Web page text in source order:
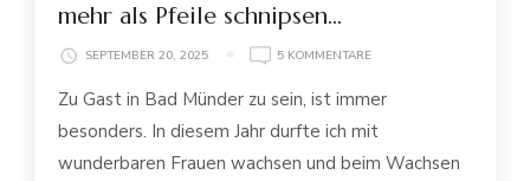
mehr als Pfeile schnipsen…
SEPTEMBER 20, 2025 5 KOMMENTAREZU
ALS
SCHNIPSEN…
Zu Gast in Bad Münder zu sein, ist immer
besonders. In diesem Jahr durfte ich mit
wunderbaren Frauen wachsen und beim Wachsen